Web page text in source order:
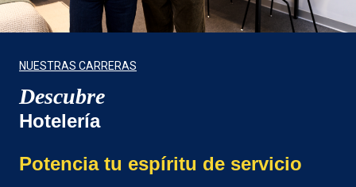
NUESTRAS CARRERAS
Descubre
Hotelería
Potencia tu espíritu de servicio